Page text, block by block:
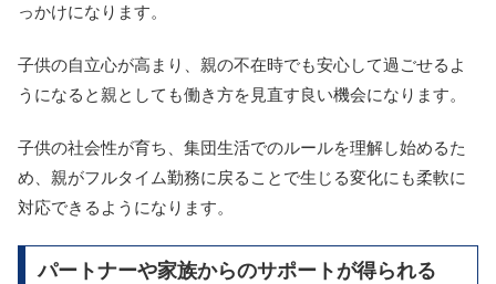
っかけになります。
子供の自立心が高まり、親の不在時でも安心して過ごせるよ
うになると親としても働き方を見直す良い機会になります。
子供の社会性が育ち、集団生活でのルールを理解し始めるた
め、親がフルタイム勤務に戻ることで生じる変化にも柔軟に
対応できるようになります。
パートナーや家族からのサポートが得られる